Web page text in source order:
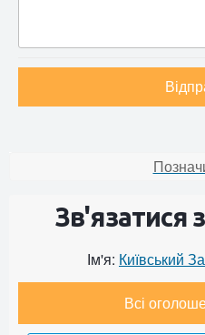
Зв'язатися
Ім'я: Київський
Всі